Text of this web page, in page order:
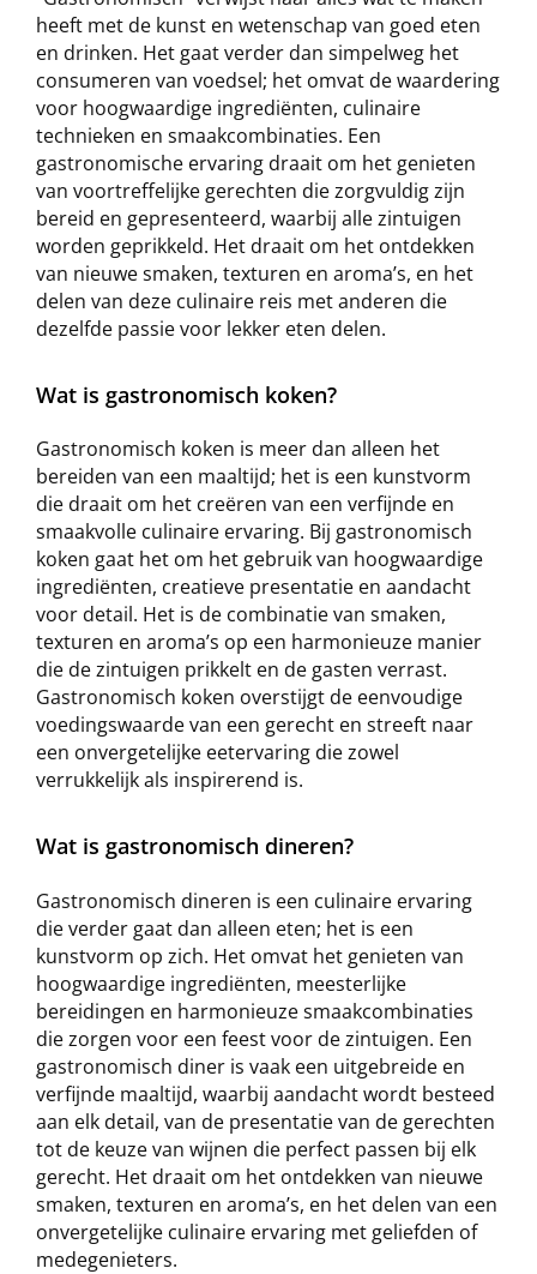
heeft met de kunst en wetenschap van goed eten
en drinken. Het gaat verder dan simpelweg het
consumeren van voedsel; het omvat de waardering
voor hoogwaardige ingrediënten, culinaire
technieken en smaakcombinaties. Een
gastronomische ervaring draait om het genieten
van voortreffelijke gerechten die zorgvuldig zijn
bereid en gepresenteerd, waarbij alle zintuigen
worden geprikkeld. Het draait om het ontdekken
van nieuwe smaken, texturen en aroma’s, en het
delen van deze culinaire reis met anderen die
dezelfde passie voor lekker eten delen.
Wat is gastronomisch koken?
Gastronomisch koken is meer dan alleen het
bereiden van een maaltijd; het is een kunstvorm
die draait om het creëren van een verfijnde en
smaakvolle culinaire ervaring. Bij gastronomisch
koken gaat het om het gebruik van hoogwaardige
ingrediënten, creatieve presentatie en aandacht
voor detail. Het is de combinatie van smaken,
texturen en aroma’s op een harmonieuze manier
die de zintuigen prikkelt en de gasten verrast.
Gastronomisch koken overstijgt de eenvoudige
voedingswaarde van een gerecht en streeft naar
een onvergetelijke eetervaring die zowel
verrukkelijk als inspirerend is.
Wat is gastronomisch dineren?
Gastronomisch dineren is een culinaire ervaring
die verder gaat dan alleen eten; het is een
kunstvorm op zich. Het omvat het genieten van
hoogwaardige ingrediënten, meesterlijke
bereidingen en harmonieuze smaakcombinaties
die zorgen voor een feest voor de zintuigen. Een
gastronomisch diner is vaak een uitgebreide en
verfijnde maaltijd, waarbij aandacht wordt besteed
aan elk detail, van de presentatie van de gerechten
tot de keuze van wijnen die perfect passen bij elk
gerecht. Het draait om het ontdekken van nieuwe
smaken, texturen en aroma’s, en het delen van een
onvergetelijke culinaire ervaring met geliefden of
medegenieters.